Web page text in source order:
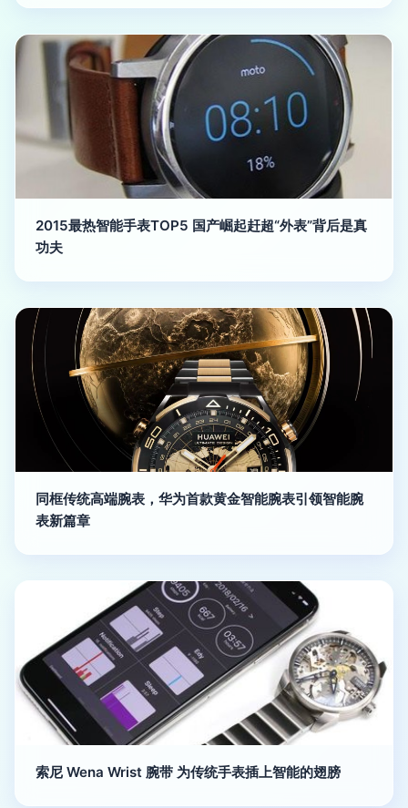
2015最热智能手表TOP5 国产崛起赶超“外表”背后是真
功夫
同框传统高端腕表，华为首款黄金智能腕表引领智能腕
表新篇章
索尼 Wena Wrist 腕带 为传统手表插上智能的翅膀